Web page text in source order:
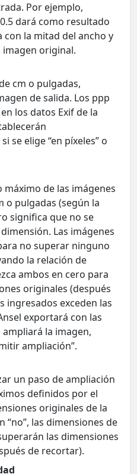
Por ejemplo,
dará como resultado
con la mitad del ancho y
imagen original.
cm o pulgadas,
de salida. Los ppp
los datos Exif de la
se elige “en píxeles” o
máximo de las imágenes
o pulgadas (según la
significa que no se
Las imágenes
no superar ninguno
la relación de
ambos en cero para
originales (después
ingresados exceden las
exportará con las
la imagen,
ampliación”.
un paso de ampliación
definidos por el
originales de la
“no”, las dimensiones de
las dimensiones
de recortar).